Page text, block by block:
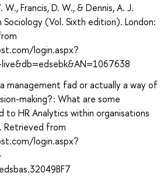
Francis, D. W., & Dennis, A. J.
(Vol. Sixth edition). London:
login.aspx?
management fad or actually a way of
making? : What are some
HR Analytics within organisations
Retrieved from
login.aspx?